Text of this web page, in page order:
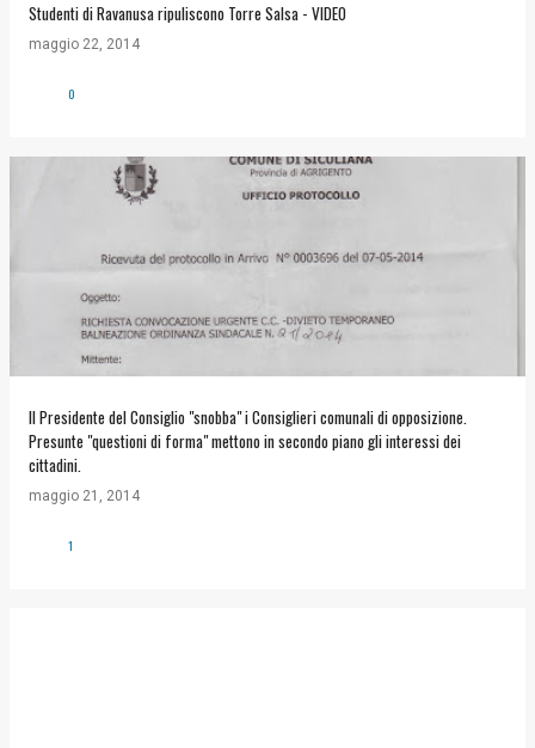
Studenti di Ravanusa ripuliscono Torre Salsa - VIDEO
maggio 22, 2014
0
Il Presidente del Consiglio "snobba" i Consiglieri comunali di opposizione.
Presunte "questioni di forma" mettono in secondo piano gli interessi dei
cittadini.
maggio 21, 2014
1